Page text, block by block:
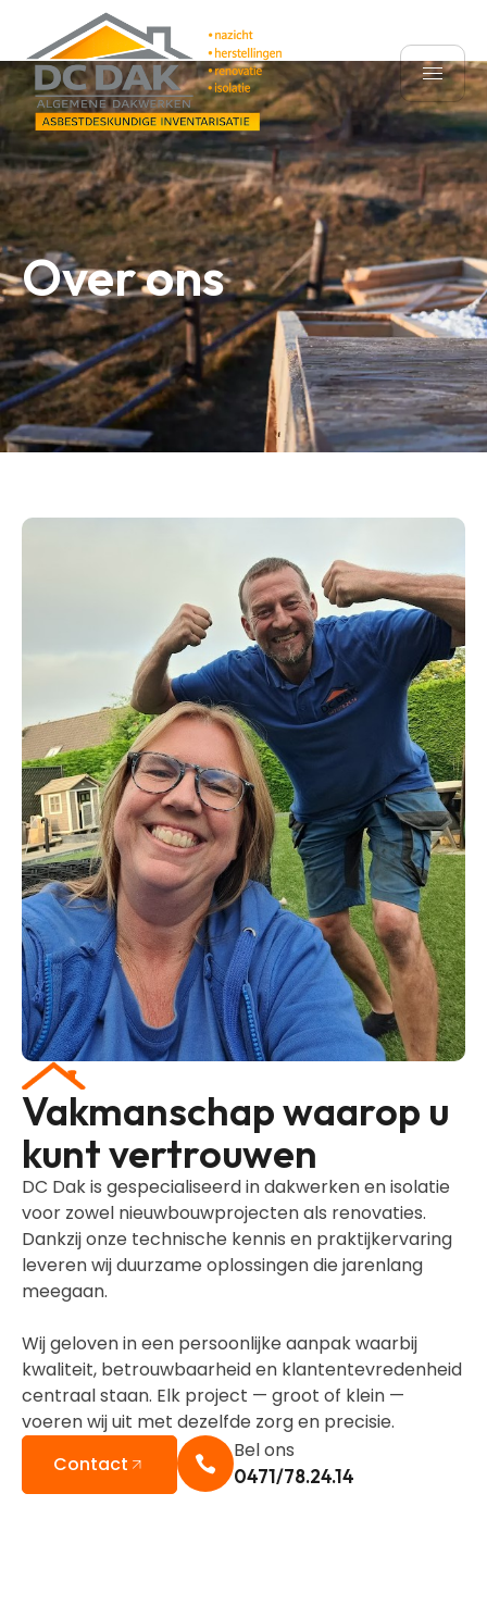
Over ons
Vakmanschap waarop u
kunt vertrouwen
DC Dak is gespecialiseerd in dakwerken en isolatie
voor zowel nieuwbouwprojecten als renovaties.
Dankzij onze technische kennis en praktijkervaring
leveren wij duurzame oplossingen die jarenlang
meegaan.
Wij geloven in een persoonlijke aanpak waarbij
kwaliteit, betrouwbaarheid en klantentevredenheid
centraal staan. Elk project — groot of klein —
voeren wij uit met dezelfde zorg en precisie.
Contact
Bel ons
0471/78.24.14